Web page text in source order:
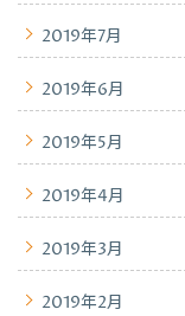
2019年7月
2019年6月
2019年5月
2019年4月
2019年3月
2019年2月